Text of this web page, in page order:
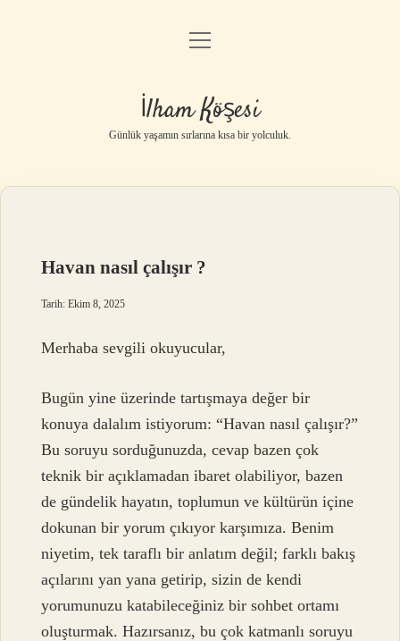
Anasayfa
Yasal Uyarı
menüyü
İlham Köşesi
Günlük yaşamın sırlarına kısa bir yolculuk.
Havan nasıl çalışır ?
Tarih: Ekim 8, 2025
Merhaba sevgili okuyucular,
Bugün yine üzerinde tartışmaya değer bir
konuya dalalım istiyorum: “Havan nasıl çalışır?”
Bu soruyu sorduğunuzda, cevap bazen çok
teknik bir açıklamadan ibaret olabiliyor, bazen
de gündelik hayatın, toplumun ve kültürün içine
dokunan bir yorum çıkıyor karşımıza. Benim
niyetim, tek taraflı bir anlatım değil; farklı bakış
açılarını yan yana getirip, sizin de kendi
yorumunuzu katabileceğiniz bir sohbet ortamı
oluşturmak. Hazırsanız, bu çok katmanlı soruyu